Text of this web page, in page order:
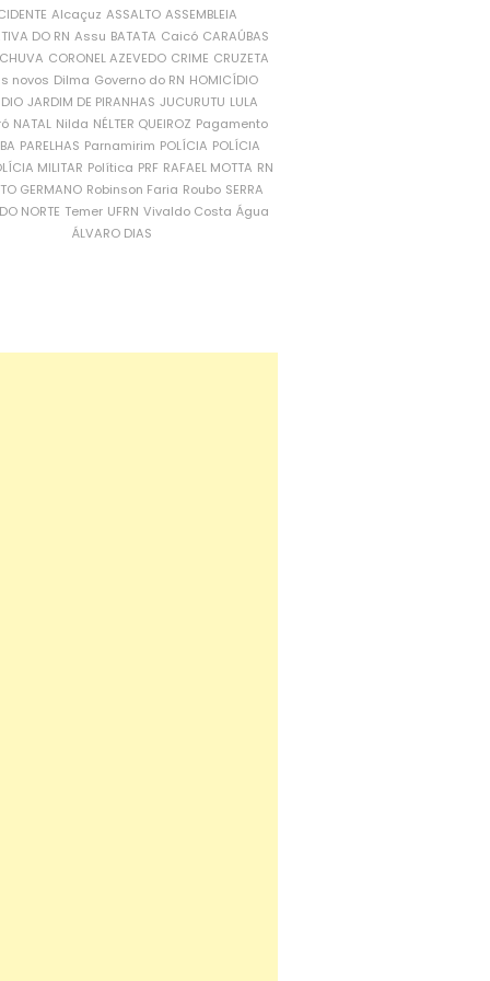
Alcaçuz ASSALTO ASSEMBLEIA
DO RN Assu BATATA Caicó CARAÚBAS
CORONEL AZEVEDO CRIME CRUZETA
novos Dilma Governo do RN HOMICÍDIO
JARDIM DE PIRANHAS JUCURUTU LULA
NATAL Nilda NÉLTER QUEIROZ Pagamento
PARELHAS Parnamirim POLÍCIA POLÍCIA
MILITAR Política PRF RAFAEL MOTTA RN
GERMANO Robinson Faria Roubo SERRA
NORTE Temer UFRN Vivaldo Costa Água
ÁLVARO DIAS